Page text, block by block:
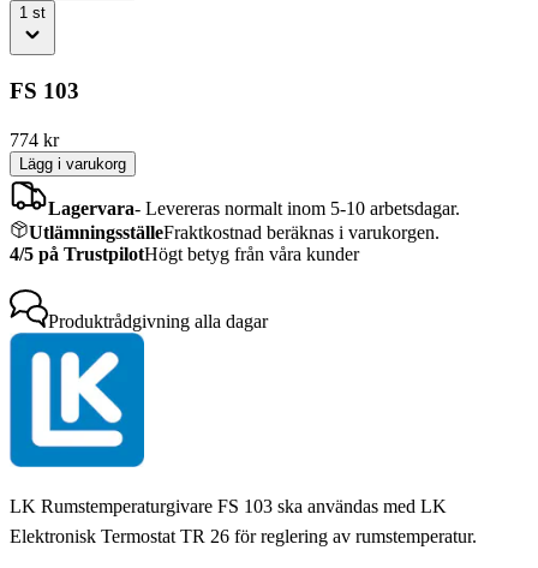
1 st
FS 103
774 kr
Lägg i varukorg
Lagervara- Levereras normalt inom 5-10 arbetsdagar.
UtlämningsställeFraktkostnad beräknas i varukorgen.
4/5 på TrustpilotHögt betyg från våra kunder
Produktrådgivning alla dagar
LK Rumstemperaturgivare FS 103 ska användas med LK
Elektronisk Termostat TR 26 för reglering av rumstemperatur.